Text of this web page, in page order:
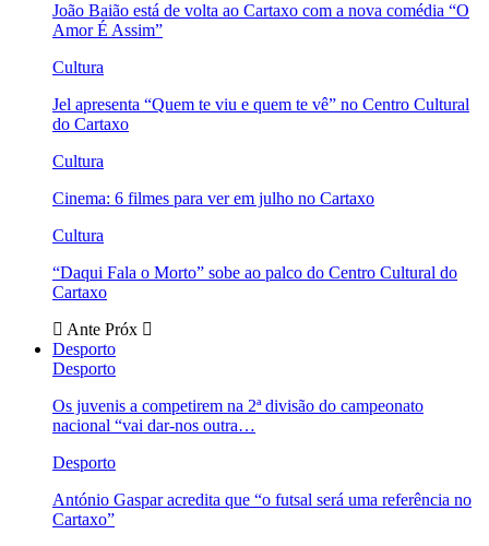
João Baião está de volta ao Cartaxo com a nova comédia “O
Amor É Assim”
Cultura
Jel apresenta “Quem te viu e quem te vê” no Centro Cultural
do Cartaxo
Cultura
Cinema: 6 filmes para ver em julho no Cartaxo
Cultura
“Daqui Fala o Morto” sobe ao palco do Centro Cultural do
Cartaxo
Ante Próx
Desporto
Desporto
Os juvenis a competirem na 2ª divisão do campeonato
nacional “vai dar-nos outra…
Desporto
António Gaspar acredita que “o futsal será uma referência no
Cartaxo”